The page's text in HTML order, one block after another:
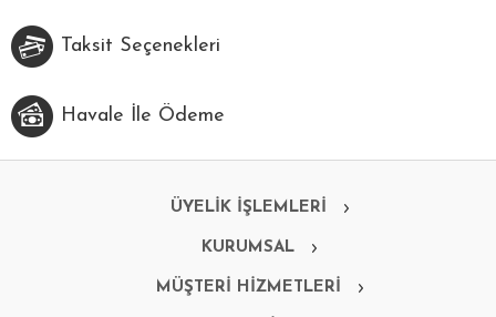
Taksit Seçenekleri
Havale İle Ödeme
ÜYELİK İŞLEMLERİ
KURUMSAL
MÜŞTERİ HİZMETLERİ